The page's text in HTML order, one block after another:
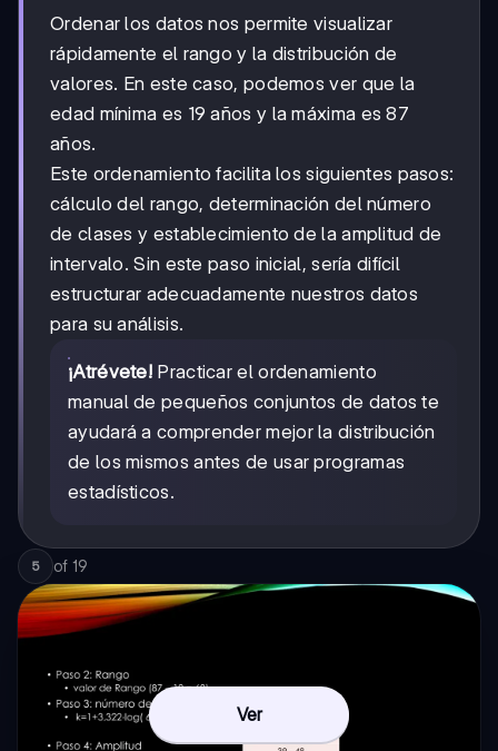
Ordenar los datos nos permite visualizar
rápidamente el rango y la distribución de
valores. En este caso, podemos ver que la
edad mínima es 19 años y la máxima es 87
años.
Este ordenamiento facilita los siguientes pasos:
cálculo del rango, determinación del número
de clases y establecimiento de la amplitud de
intervalo. Sin este paso inicial, sería difícil
estructurar adecuadamente nuestros datos
para su análisis.
¡Atrévete! Practicar el ordenamiento
manual de pequeños conjuntos de datos te
ayudará a comprender mejor la distribución
de los mismos antes de usar programas
estadísticos.
5 of 19
Ver